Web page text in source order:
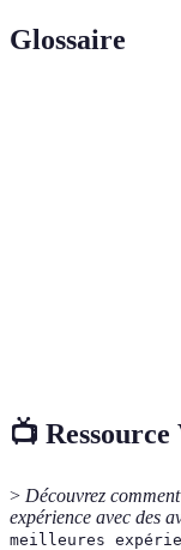
Glossaire
📺 Ressource
> Découvrez
expérience avec des
meilleures